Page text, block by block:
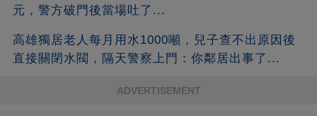
元，警方破門後當場吐了...
高雄獨居老人每月用水1000噸，兒子查不出原因後
直接關閉水閥，隔天警察上門：你鄰居出事了...
ADVERTISEMENT